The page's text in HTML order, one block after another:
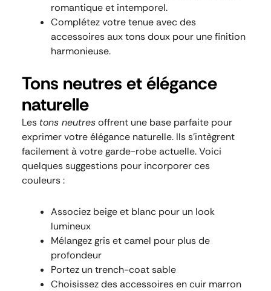
romantique et intemporel.
Complétez votre tenue avec des
accessoires aux tons doux pour une finition
harmonieuse.
Tons neutres et élégance
naturelle
Les tons neutresoffrent une base parfaite pour
exprimer votre élégance naturelle. Ils s’intègrent
facilement à votre garde-robe actuelle. Voici
quelques suggestions pour incorporer ces
couleurs :
Associez beige et blanc pour un look
lumineux
Mélangez gris et camel pour plus de
profondeur
Portez un trench-coat sable
Choisissez des accessoires en cuir marron